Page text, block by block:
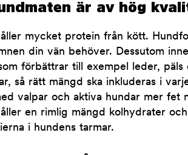
är av hög
mycket protein från kött.
din vän behöver. Dessutom
förbättrar till exempel leder, päls
så rätt mängd ska inkluderas i
valpar och aktiva hundar mer fet
en rimlig mängd kolhydrater
i hundens tarmar.